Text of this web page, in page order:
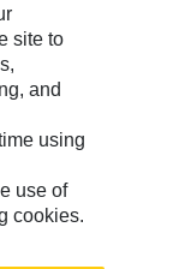
site to
and
using
use of
cookies.